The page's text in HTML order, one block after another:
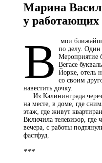
Марина
у работающих
В
мои
по делу. Один
Мероприятие
Вегасе
Йорке, отель
со своим
навестить дочку.
Из Калининграда через
на месте, в доме, где
этаж, где живут
Включила телевизор, где
вечера, с работы
фастфуд.
***